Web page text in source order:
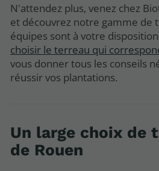
N'attendez plus, venez chez
et découvrez notre gamme de
équipes sont à votre
choisir le terreau qui
vous donner tous les conseils
réussir vos plantations.
Un large choix de
de Rouen